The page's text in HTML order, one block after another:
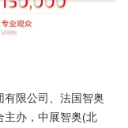
有限公司、法国智奥
主办，中展智奥(北